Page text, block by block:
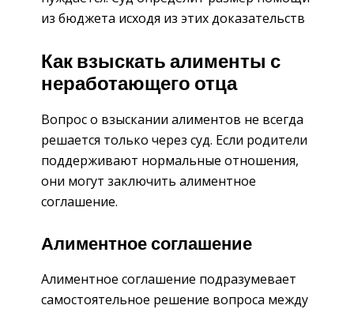
из бюджета исходя из этих доказательств
Как взыскать алименты с
неработающего отца
Вопрос о взыскании алиментов не всегда
решается только через суд. Если родители
поддерживают нормальные отношения,
они могут заключить алиментное
соглашение.
Алиментное соглашение
Алиментное соглашение подразумевает
самостоятельное решение вопроса между